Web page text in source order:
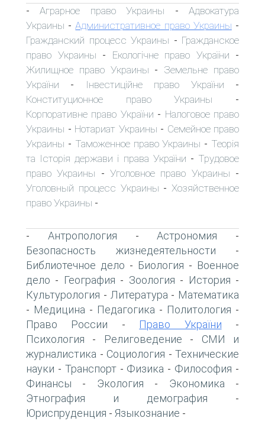
-Аграрное право Украины -Адвокатура
Украины -Административное право Украины -
Гражданский процесс Украины - Гражданское
право Украины - Екологічне право України -
Жилищное право Украины - Земельне право
України - Інвестиційне право України -
Конституционное право Украины -
Корпоративне право України - Налоговое право
Украины - Нотариат Украины - Семейное право
Украины - Таможенное право Украины - Теорія
та Історія держави і права України - Трудовое
право Украины -Уголовное право Украины -
Уголовный процесс Украины - Хозяйственное
право Украины -
- Антропология -Астрономия -
Безопасность жизнедеятельности -
Библиотечное дело - Биология - Военное
дело - География - Зоология - История -
Культурология - Литература - Математика
- Медицина - Педагогика - Политология -
Право России - Право України -
Психология - Религоведение - СМИ и
журналистика - Социология - Технические
науки - Транспорт- Физика - Философия -
Финансы - Экология - Экономика -
Этнография и демография -
Юриспруденция - Языкознание -